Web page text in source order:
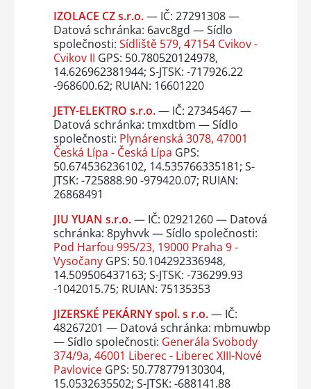
IZOLACE CZ s.r.o.— IČ: 27291308 —
Datová schránka: 6avc8gd — Sídlo
společnosti: Sídliště 579, 47154 Cvikov -
Cvikov II GPS: 50.780520124978,
14.626962381944; S-JTSK: -717926.22
-968600.62; RUIAN: 16601220
JETY-ELEKTRO s.r.o.— IČ: 27345467 —
Datová schránka: tmxdtbm — Sídlo
společnosti: Plynárenská 3078, 47001
Česká Lípa - Česká Lípa GPS:
50.674536236102, 14.535766335181; S-
JTSK: -725888.90 -979420.07; RUIAN:
26868491
JIU YUAN s.r.o.— IČ: 02921260 — Datová
schránka: 8pyhvvk — Sídlo společnosti:
Pod Harfou 995/23, 19000 Praha 9 -
VysočanyGPS: 50.104292336948,
14.509506437163; S-JTSK: -736299.93
-1042015.75; RUIAN: 75135353
JIZERSKÉ PEKÁRNY spol. s r.o.— IČ:
48267201 — Datová schránka: mbmuwbp
— Sídlo společnosti: Generála Svobody
374/9a, 46001 Liberec - Liberec XIII-Nové
PavloviceGPS: 50.778779130304,
15.0532635502; S-JTSK: -688141.88